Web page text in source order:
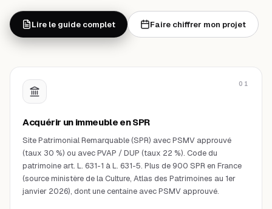
Lire le guide complet Faire chiffrer mon projet
01
Acquérir un immeuble en SPR
Site Patrimonial Remarquable (SPR) avec PSMV approuvé
(taux 30 %) ou avec PVAP / DUP (taux 22 %). Code du
patrimoine art. L. 631-1 à L. 631-5. Plus de 900 SPR en France
(source ministère de la Culture, Atlas des Patrimoines au 1er
janvier 2026), dont une centaine avec PSMV approuvé.